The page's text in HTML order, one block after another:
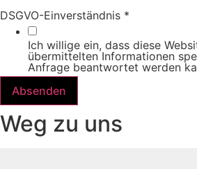
E-Mail
Adresse
Name
DSGVO-Einverständnis *
Ich willige ein, dass diese
übermittelten Informationen
Anfrage beantwortet werden
Absenden
Weg zu uns